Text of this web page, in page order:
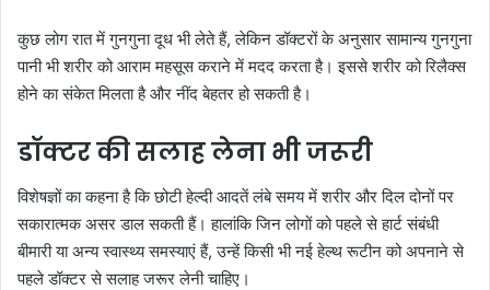
कुछ लोग रात में गुनगुना दूध भी लेते हैं, लेकिन डॉक्टरों के अनुसार सामान्य गुनगुना
पानी भी शरीर को आराम महसूस कराने में मदद करता है। इससे शरीर को रिलैक्स
होने का संकेत मिलता है और नींद बेहतर हो सकती है।
डॉक्टर की सलाह लेना भी जरूरी
विशेषज्ञों का कहना है कि छोटी हेल्दी आदतें लंबे समय में शरीर और दिल दोनों पर
सकारात्मक असर डाल सकती हैं। हालांकि जिन लोगों को पहले से हार्ट संबंधी
बीमारी या अन्य स्वास्थ्य समस्याएं हैं, उन्हें किसी भी नई हेल्थ रूटीन को अपनाने से
पहले डॉक्टर से सलाह जरूर लेनी चाहिए।